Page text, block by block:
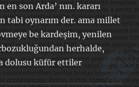
en son Arda’ nın. kararı
tabi oynarım der. ama millet
be kardeşim, yenilen
herhalde,
dolusu küfür ettiler